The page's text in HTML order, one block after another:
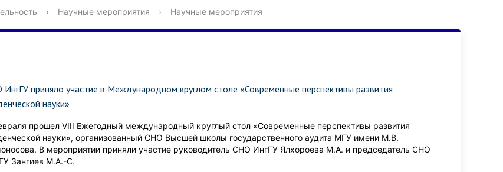
› Научные мероприятия › Научные мероприятия
приняло участие в Международном круглом столе «Современные перспективы развития
науки»
прошел VIII Ежегодный международный круглый стол «Современные перспективы развития
науки», организованный СНО Высшей школы государственного аудита МГУ имени М.В.
В мероприятии приняли участие руководитель СНО ИнгГУ Ялхороева М.А. и председатель СНО
Зангиев М.А.-С.